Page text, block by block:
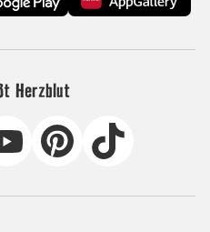
Herzblut